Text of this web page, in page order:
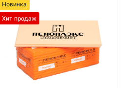
Новинка
Хит продаж